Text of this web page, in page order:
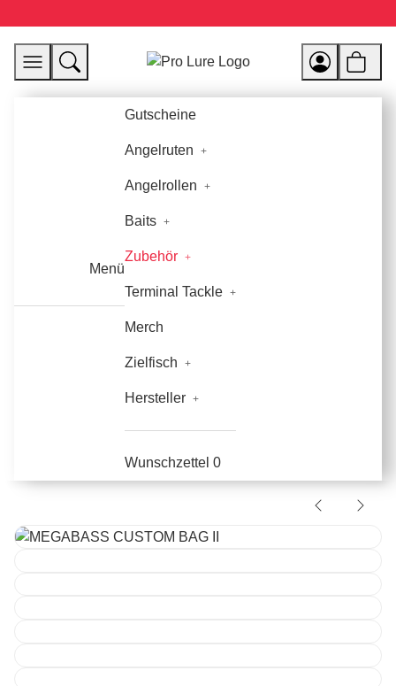
Menü
Gutscheine
Angelruten
Angelrollen
Baits
Zubehör
Terminal Tackle
Merch
Zielfisch
Hersteller
Wunschzettel 0